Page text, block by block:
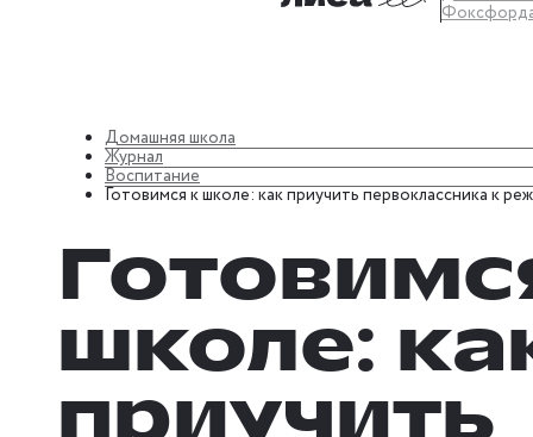
Домашняя школа
Журнал
Воспитание
Готовимся к школе: как приучить первоклассника к
школе: